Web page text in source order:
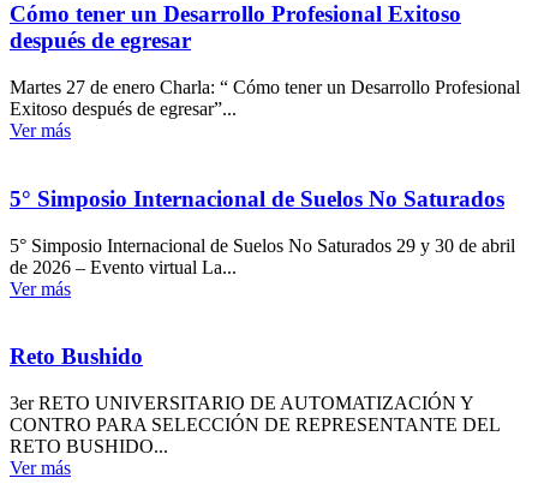
Cómo tener un Desarrollo Profesional Exitoso
después de egresar
Martes 27 de enero Charla: “ Cómo tener un Desarrollo Profesional
Exitoso después de egresar”...
Ver más
5° Simposio Internacional de Suelos No Saturados
5° Simposio Internacional de Suelos No Saturados 29 y 30 de abril
de 2026 – Evento virtual La...
Ver más
Reto Bushido
3er RETO UNIVERSITARIO DE AUTOMATIZACIÓN Y
CONTRO PARA SELECCIÓN DE REPRESENTANTE DEL
RETO BUSHIDO...
Ver más